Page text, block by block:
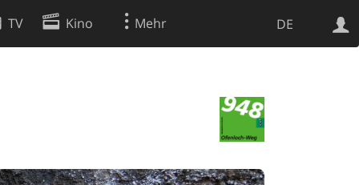
DE
TV Kino Mehr